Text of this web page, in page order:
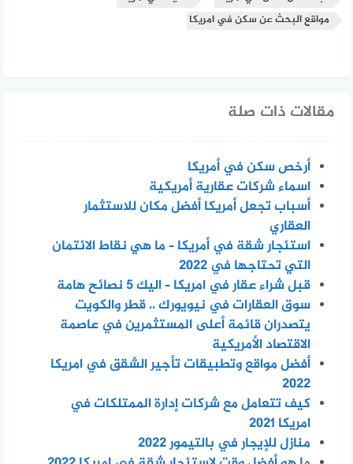
مواقع البحث عن سكن في امريكا
مقالات ذات صلة
أرخص سكن في أمريكا
اسماء شركات عقارية أمريكية
أسباب تجعل أمريكا أفضل مكان للاستثمار
العقاري
استئجار شقة في أمريكا – ما هي نقاط الائتمان
التي تحتاجها في 2022
قبل شراء عقار في امريكا – اليك 5 نصائح هامة
سوق العقارات في نيويورك .. قطر والكويت
يتصدران قائمة أعلى المستثمرين في عاصمة
الاقتصاد الأمريكية
أفضل مواقع وتطبيقات تأجير الشقق في امريكا
2022
كيف تتعامل مع شركات إدارة الممتلكات في
امريكا 2021
منازل للإيجار في بالتيمور 2022